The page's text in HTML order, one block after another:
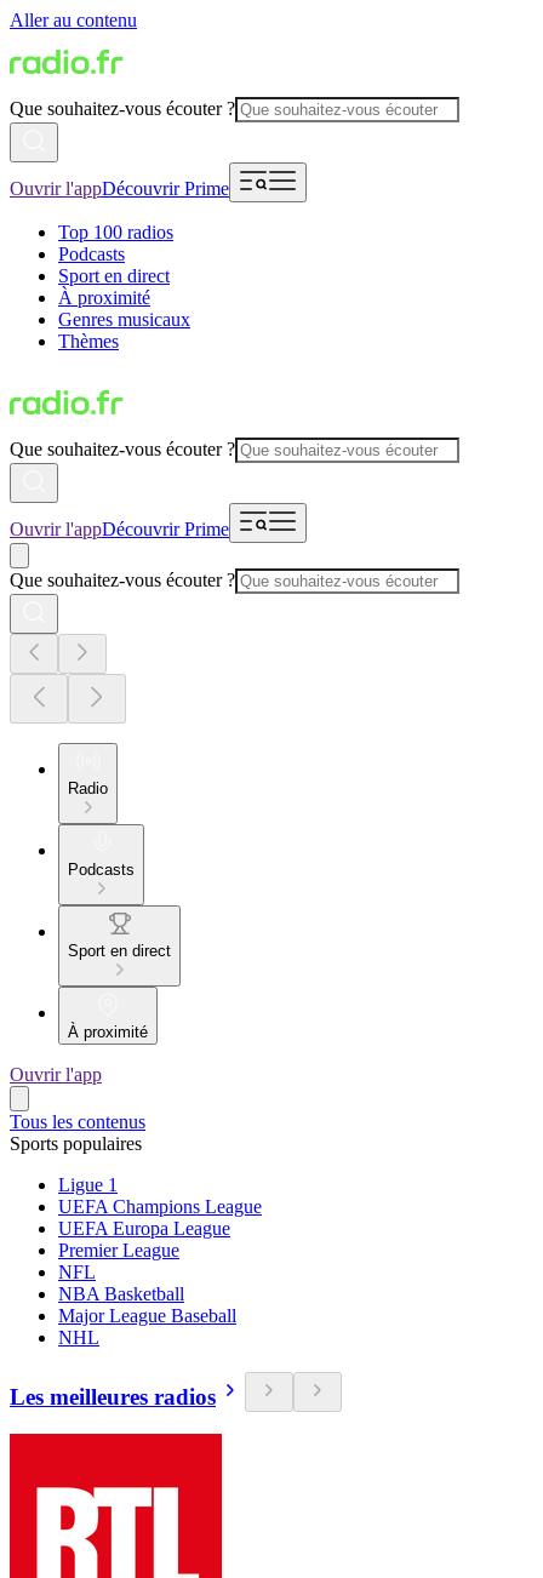
Aller au contenu
Que souhaitez-vous écouter ?
Ouvrir l'appDécouvrir Prime
Top 100 radios
Podcasts
Sport en direct
À proximité
Genres musicaux
Thèmes
Que souhaitez-vous écouter ?
Ouvrir l'appDécouvrir Prime
Que souhaitez-vous écouter ?
Radio
Podcasts
Sport en direct
À proximité
Ouvrir l'app
Tous les contenus
Sports populaires
Ligue 1
UEFA Champions League
UEFA Europa League
Premier League
NFL
NBA Basketball
Major League Baseball
NHL
Les meilleures radios